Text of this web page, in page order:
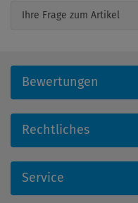
Ihre Frage zum Artikel
Bewertungen
Rechtliches
Service